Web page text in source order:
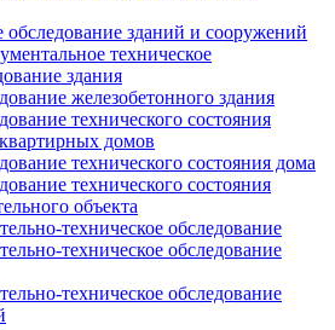
обследование зданий и сооружений
техническое
здания
железобетонного здания
технического состояния
домов
технического состояния дома
технического состояния
объекта
техническое обследование
техническое обследование
техническое обследование